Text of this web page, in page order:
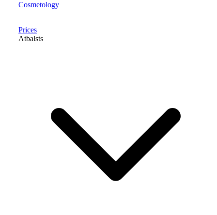
Cosmetology
Prices
Atbalsts